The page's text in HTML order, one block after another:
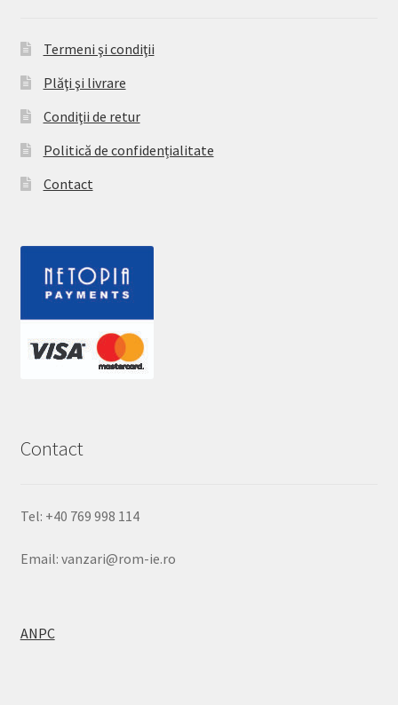
Termeni şi condiţii
Plăţi şi livrare
Condiţii de retur
Politică de confidențialitate
Contact
Contact
Tel: +40 769 998 114
Email: vanzari@rom-ie.ro
ANPC